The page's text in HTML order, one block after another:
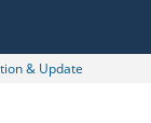
& Update